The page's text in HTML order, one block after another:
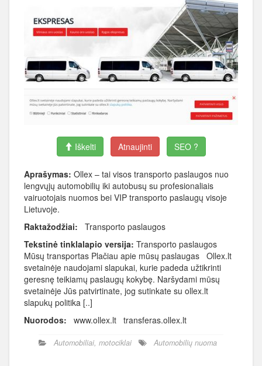
Iškelti Atnaujinti SEO ?
Aprašymas: Ollex – tai visos transporto paslaugos nuo
lengvųjų automobilių iki autobusų su profesionaliais
vairuotojais nuomos bei VIP transporto paslaugų visoje
Lietuvoje.
Raktažodžiai: Transporto paslaugos
Tekstinė tinklalapio versija: Transporto paslaugos
Mūsų transportas Plačiau apie mūsų paslaugas Ollex.lt
svetainėje naudojami slapukai, kurie padeda užtikrinti
geresnę teikiamų paslaugų kokybę. Naršydami mūsų
svetainėje Jūs patvirtinate, jog sutinkate su ollex.lt
slapukų politika [..]
Nuorodos: www.ollex.lt transferas.ollex.lt
Automobiliai, motociklai Automobilių nuoma